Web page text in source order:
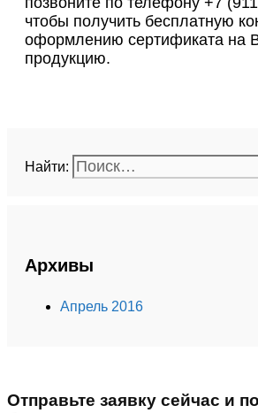
чтобы получить бесплатную
оформлению сертификата на
продукцию.
Найти:
Архивы
Апрель 2016
Отправьте заявку сейчас и